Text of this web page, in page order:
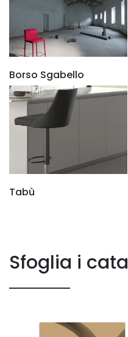
Borso Sgabello
Tabù
Sfoglia i